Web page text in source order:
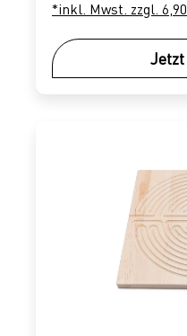
*inkl. Mwst. zzgl.